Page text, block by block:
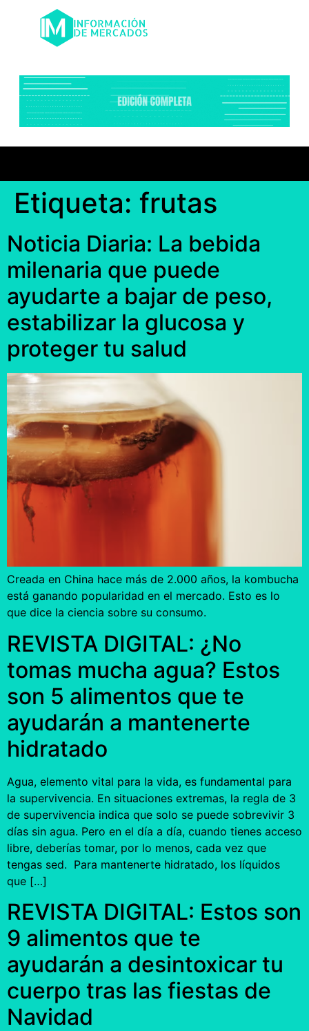
Etiqueta: frutas
Noticia Diaria: La bebida
milenaria que puede
ayudarte a bajar de peso,
estabilizar la glucosa y
proteger tu salud
Creada en China hace más de 2.000 años, la kombucha
está ganando popularidad en el mercado. Esto es lo
que dice la ciencia sobre su consumo.
REVISTA DIGITAL: ¿No
tomas mucha agua? Estos
son 5 alimentos que te
ayudarán a mantenerte
hidratado
Agua, elemento vital para la vida, es fundamental para
la supervivencia. En situaciones extremas, la regla de 3
de supervivencia indica que solo se puede sobrevivir 3
días sin agua. Pero en el día a día, cuando tienes acceso
libre, deberías tomar, por lo menos, cada vez que
tengas sed. Para mantenerte hidratado, los líquidos
que […]
REVISTA DIGITAL: Estos son
9 alimentos que te
ayudarán a desintoxicar tu
cuerpo tras las fiestas de
Navidad